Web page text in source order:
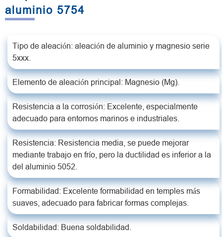
aluminio 5754
Tipo de aleación: aleación de aluminio y magnesio serie
5xxx.
Elemento de aleación principal: Magnesio (Mg).
Resistencia a la corrosión: Excelente, especialmente
adecuado para entornos marinos e industriales.
Resistencia: Resistencia media, se puede mejorar
mediante trabajo en frío, pero la ductilidad es inferior a la
del aluminio 5052.
Formabilidad: Excelente formabilidad en temples más
suaves, adecuado para fabricar formas complejas.
Soldabilidad: Buena soldabilidad.